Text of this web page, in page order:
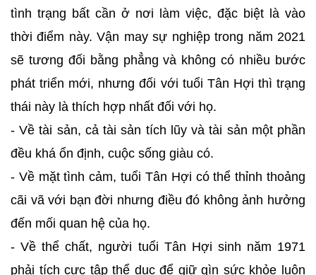
tình trạng bất cần ở nơi làm việc, đặc biệt là vào
thời điểm này. Vận may sự nghiệp trong năm 2021
sẽ tương đối bằng phẳng và không có nhiều bước
phát triển mới, nhưng đối với tuổi Tân Hợi thì trạng
thái này là thích hợp nhất đối với họ.
- Về tài sản, cả tài sản tích lũy và tài sản một phần
đều khá ổn định, cuộc sống giàu có.
- Về mặt tình cảm, tuổi Tân Hợi có thể thỉnh thoảng
cãi vã với bạn đời nhưng điều đó không ảnh hưởng
đến mối quan hệ của họ.
- Về thể chất, người tuổi Tân Hợi sinh năm 1971
phải tích cực tập thể dục để giữ gìn sức khỏe luôn